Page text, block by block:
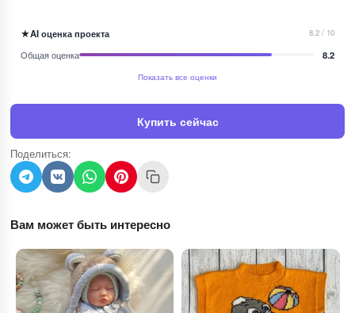
★AI оценка проекта 8.2 / 10
Общая оценка 8.2
Показать все оценки
Купить сейчас
Поделиться:
Вам может быть интересно